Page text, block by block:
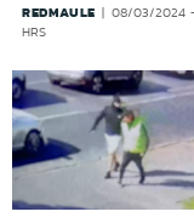
REDMAULE
08/03/2024 -
HRS